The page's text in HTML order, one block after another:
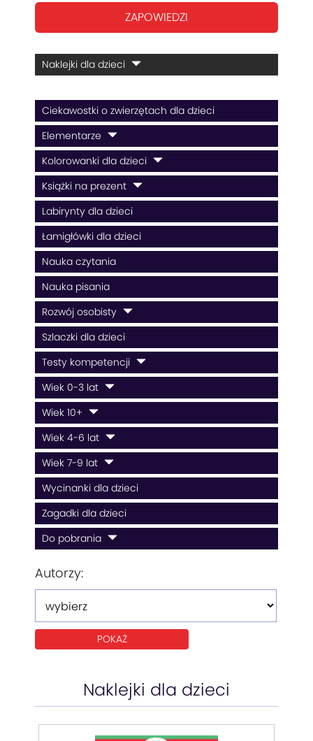
ZAPOWIEDZI
Naklejki dla dzieci
Ciekawostki o zwierzętach dla dzieci
Elementarze
Kolorowanki dla dzieci
Książki na prezent
Labirynty dla dzieci
Łamigłówki dla dzieci
Nauka czytania
Nauka pisania
Rozwój osobisty
Szlaczki dla dzieci
Testy kompetencji
Wiek 0-3 lat
Wiek 10+
Wiek 4-6 lat
Wiek 7-9 lat
Wycinanki dla dzieci
Zagadki dla dzieci
Do pobrania
Autorzy:
Naklejki dla dzieci